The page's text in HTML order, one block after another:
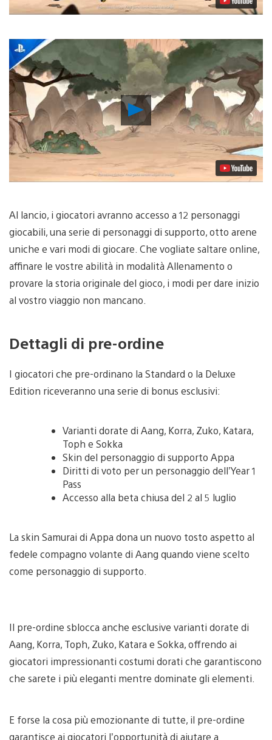
Riproduci
video
Al lancio, i giocatori avranno accesso a 12 personaggi
giocabili, una serie di personaggi di supporto, otto arene
uniche e vari modi di giocare. Che vogliate saltare online,
affinare le vostre abilità in modalità Allenamento o
provare la storia originale del gioco, i modi per dare inizio
al vostro viaggio non mancano.
Dettagli di pre-ordine
I giocatori che pre-ordinano la Standard o la Deluxe
Edition riceveranno una serie di bonus esclusivi:
Varianti dorate di Aang, Korra, Zuko, Katara,
Toph e Sokka
Skin del personaggio di supporto Appa
Diritti di voto per un personaggio dell’Year 1
Pass
Accesso alla beta chiusa del 2 al 5 luglio
La skin Samurai di Appa dona un nuovo tosto aspetto al
fedele compagno volante di Aang quando viene scelto
come personaggio di supporto.
and
download
image
and
download
image
and
download
image
Il pre-ordine sblocca anche esclusive varianti dorate di
Aang, Korra, Toph, Zuko, Katara e Sokka, offrendo ai
giocatori impressionanti costumi dorati che garantiscono
che sarete i più eleganti mentre dominate gli elementi.
E forse la cosa più emozionante di tutte, il pre-ordine
garantisce ai giocatori l’opportunità di aiutare a